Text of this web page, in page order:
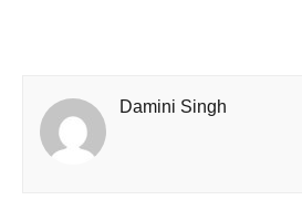
Damini Singh